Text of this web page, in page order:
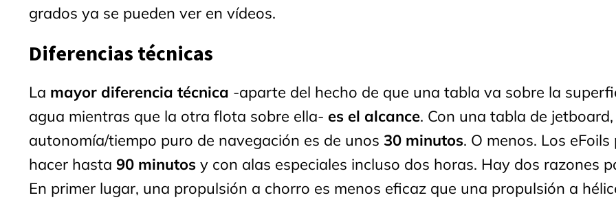
grados ya se pueden ver en vídeos.
Diferencias técnicas
La mayor diferencia técnica -aparte del hecho de que una tabla va sobre la
agua mientras que la otra flota sobre ella- es el alcance. Con una tabla de
autonomía/tiempo puro de navegación es de unos 30 minutos. O menos. Los eFoils
hacer hasta 90 minutos y con alas especiales incluso dos horas. Hay dos razones
En primer lugar, una propulsión a chorro es menos eficaz que una propulsión a